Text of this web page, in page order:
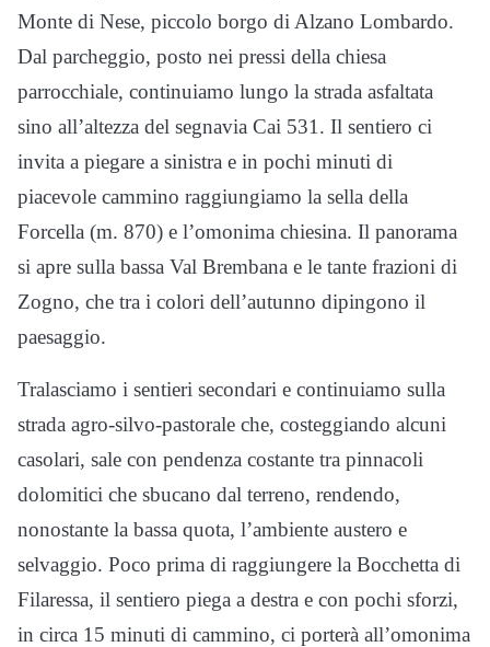
Monte di Nese, piccolo borgo di Alzano Lombardo.
Dal parcheggio, posto nei pressi della chiesa
parrocchiale, continuiamo lungo la strada asfaltata
sino all’altezza del segnavia Cai 531. Il sentiero ci
invita a piegare a sinistra e in pochi minuti di
piacevole cammino raggiungiamo la sella della
Forcella (m. 870) e l’omonima chiesina. Il panorama
si apre sulla bassa Val Brembana e le tante frazioni di
Zogno, che tra i colori dell’autunno dipingono il
paesaggio.
Tralasciamo i sentieri secondari e continuiamo sulla
strada agro-silvo-pastorale che, costeggiando alcuni
casolari, sale con pendenza costante tra pinnacoli
dolomitici che sbucano dal terreno, rendendo,
nonostante la bassa quota, l’ambiente austero e
selvaggio. Poco prima di raggiungere la Bocchetta di
Filaressa, il sentiero piega a destra e con pochi sforzi,
in circa 15 minuti di cammino, ci porterà all’omonima